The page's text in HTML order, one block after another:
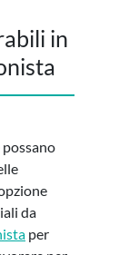
in
da
per